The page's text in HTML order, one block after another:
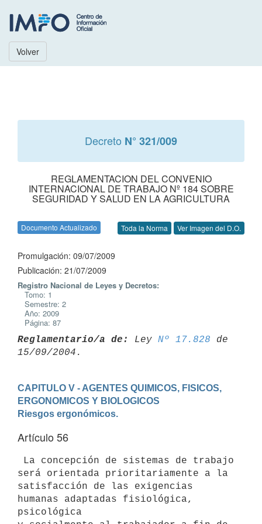
Volver
Decreto N° 321/009
REGLAMENTACION DEL CONVENIO
INTERNACIONAL DE TRABAJO Nº 184 SOBRE
SEGURIDAD Y SALUD EN LA AGRICULTURA
Documento Actualizado Toda la Norma Ver Imagen del D.O.
Promulgación: 09/07/2009
Publicación: 21/07/2009
Registro Nacional de Leyes y Decretos:
Tomo: 1
Semestre: 2
Año: 2009
Página: 87
Reglamentario/a de: Ley Nº 17.828 de
CAPITULO V - AGENTES QUIMICOS, FISICOS,
ERGONOMICOS Y BIOLOGICOS
Riesgos ergonómicos.
Artículo 56
será orientada prioritariamente a la
satisfacción de las exigencias
humanas adaptadas fisiológica,
psicológica